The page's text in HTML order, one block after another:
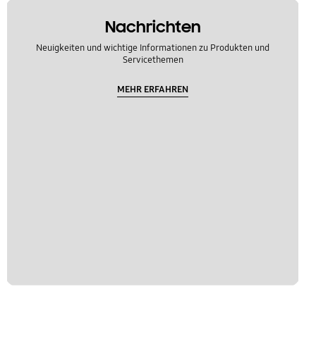
Nachrichten
Neuigkeiten und wichtige Informationen zu Produkten und
Servicethemen
MEHR ERFAHREN